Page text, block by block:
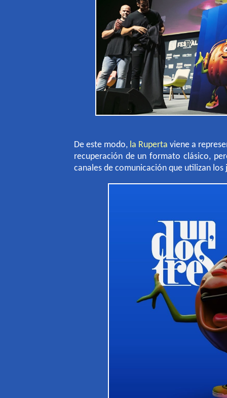
De este modo, la Ruperta viene a
recuperación de un formato clásico,
canales de comunicación que utilizan los